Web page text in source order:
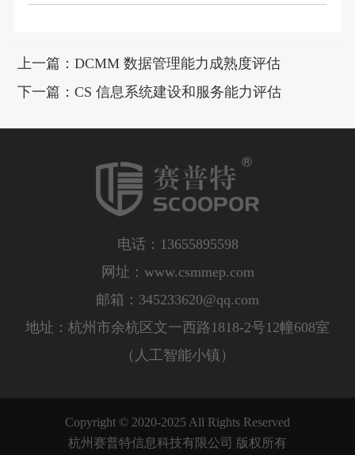
上一篇：DCMM 数据管理能力成熟度评估
下一篇：CS 信息系统建设和服务能力评估
电话：13655895598
网址：www.csmmep.com
邮箱： 345233620@qq.com
地址：杭州市余杭区文一西路1818-2号12幢608室
（人工智能小镇）
Copyright © 2020-2025 All Rights Reserved
杭州赛普特信息科技有限公司 版权所有